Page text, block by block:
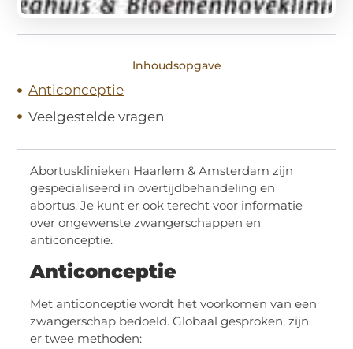
Inhoudsopgave
Anticonceptie
Veelgestelde vragen
Abortusklinieken Haarlem & Amsterdam zijn
gespecialiseerd in overtijdbehandeling en
abortus. Je kunt er ook terecht voor informatie
over ongewenste zwangerschappen en
anticonceptie.
Anticonceptie
Met anticonceptie wordt het voorkomen van een
zwangerschap bedoeld. Globaal gesproken, zijn
er twee methoden: